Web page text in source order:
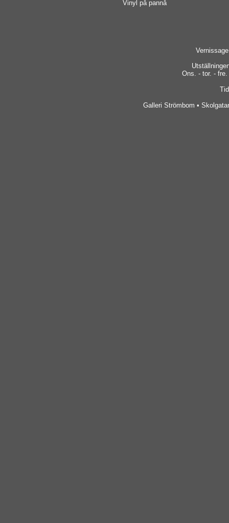
Vinyl på pannå
Ons. - tor. -
Galleri Strömbom •